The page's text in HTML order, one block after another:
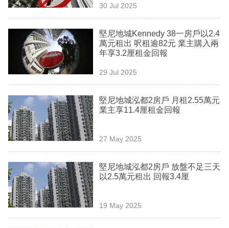
生
時
事
欄
訂
閱
區
30 Jul 2025
堅尼地城Kennedy 38一房戶以2.4
萬元租出 呎租逾82元 業主購入兩
年享3.2厘租金回報
29 Jul 2025
堅尼地城泓都2房戶 月租2.55萬元
業主享11.4厘租金回報
27 May 2025
堅尼地城泓都2房戶 放盤不足三天
以2.5萬元租出 回報3.4厘
19 May 2025